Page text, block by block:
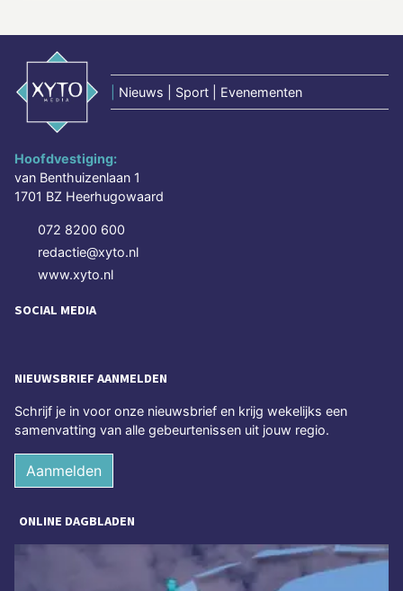
Nieuws | Sport | Evenementen
Hoofdvestiging:
van Benthuizenlaan 1
1701 BZ Heerhugowaard
072 8200 600
redactie@xyto.nl
www.xyto.nl
SOCIAL MEDIA
NIEUWSBRIEF AANMELDEN
Schrijf je in voor onze nieuwsbrief en krijg wekelijks een
samenvatting van alle gebeurtenissen uit jouw regio.
Aanmelden
ONLINE DAGBLADEN